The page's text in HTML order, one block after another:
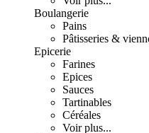
Boulangerie
Pains
Pâtisseries &
Epicerie
Farines
Epices
Sauces
Tartinables
Céréales
Voir plus...